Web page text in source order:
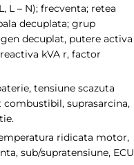
L – N); frecventa; retea
decuplata; grup
decuplat, putere activa
kVA r, factor
tensiune scazuta
suprasarcina,
ridicata motor,
sub/supratensiune, ECU